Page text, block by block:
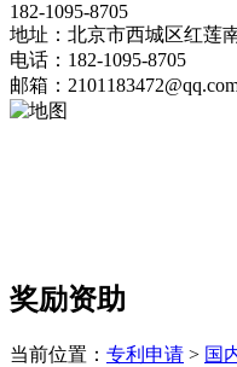
182-1095-8705
地址：北京市西城区红莲
电话：182-1095-8705
邮箱：
奖励资助
当前位置： 专利申请 > 国